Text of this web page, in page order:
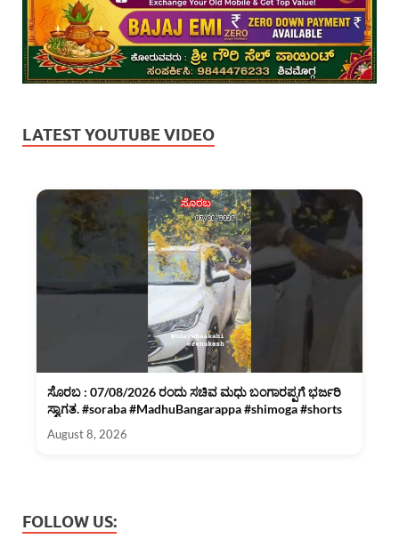
LATEST YOUTUBE VIDEO
ಸೊರಬ : 07/08/2026 ರಂದು ಸಚಿವ ಮಧು ಬಂಗಾರಪ್ಪಗೆ ಭರ್ಜರಿ
ಸ್ವಾಗತ. #soraba #MadhuBangarappa #shimoga #shorts
August 8, 2026
FOLLOW US: